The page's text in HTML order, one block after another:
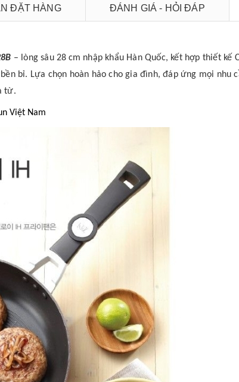
ĐẶT HÀNG ĐÁNH GIÁ - HỎI ĐÁP
– lòng sâu 28 cm nhập khẩu Hàn Quốc, kết hợp thiết kế
bỉ. Lựa chọn hoàn hảo cho gia đình, đáp ứng mọi nhu
từ.
Việt Nam